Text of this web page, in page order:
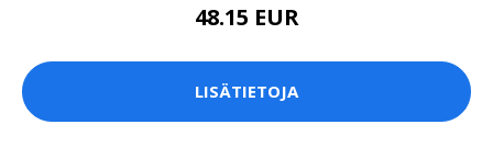
48.15 EUR
LISÄTIETOJA